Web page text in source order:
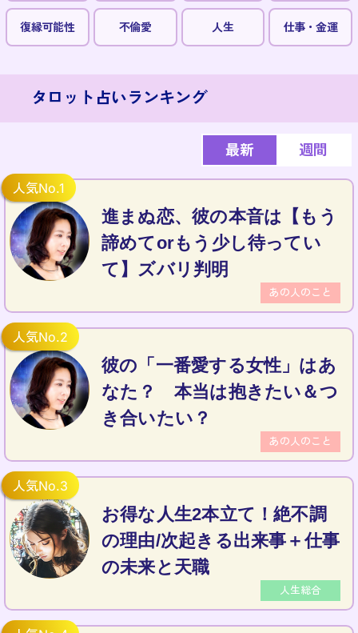
復縁可能性 不倫愛 人生 仕事・金運
タロット占いランキング
最新 週間
あの人のこと
進まぬ恋、彼の本音は【もう
諦めてorもう少し待ってい
て】ズバリ判明
あの人のこと
彼の「一番愛する女性」はあ
なた？ 本当は抱きたい＆つ
き合いたい？
人生総合
お得な人生2本立て！絶不調
の理由/次起きる出来事＋仕事
の未来と天職